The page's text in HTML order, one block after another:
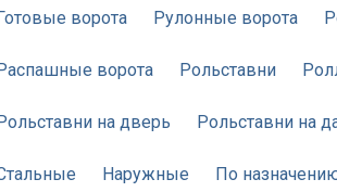
ворота Рулонные ворота
ворота Рольставни
на дверь Рольставни на
Наружные По